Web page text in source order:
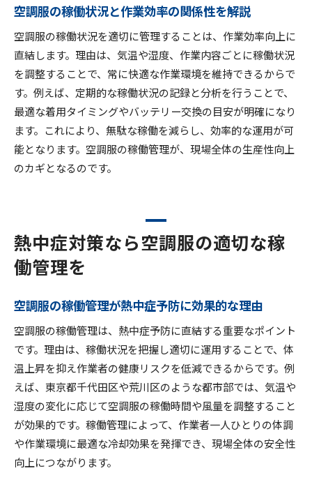
空調服の稼働状況と作業効率の関係性を解説
空調服の稼働状況を適切に管理することは、作業効率向上に
直結します。理由は、気温や湿度、作業内容ごとに稼働状況
を調整することで、常に快適な作業環境を維持できるからで
す。例えば、定期的な稼働状況の記録と分析を行うことで、
最適な着用タイミングやバッテリー交換の目安が明確になり
ます。これにより、無駄な稼働を減らし、効率的な運用が可
能となります。空調服の稼働管理が、現場全体の生産性向上
のカギとなるのです。
熱中症対策なら空調服の適切な稼
働管理を
空調服の稼働管理が熱中症予防に効果的な理由
空調服の稼働管理は、熱中症予防に直結する重要なポイント
です。理由は、稼働状況を把握し適切に運用することで、体
温上昇を抑え作業者の健康リスクを低減できるからです。例
えば、東京都千代田区や荒川区のような都市部では、気温や
湿度の変化に応じて空調服の稼働時間や風量を調整すること
が効果的です。稼働管理によって、作業者一人ひとりの体調
や作業環境に最適な冷却効果を発揮でき、現場全体の安全性
向上につながります。